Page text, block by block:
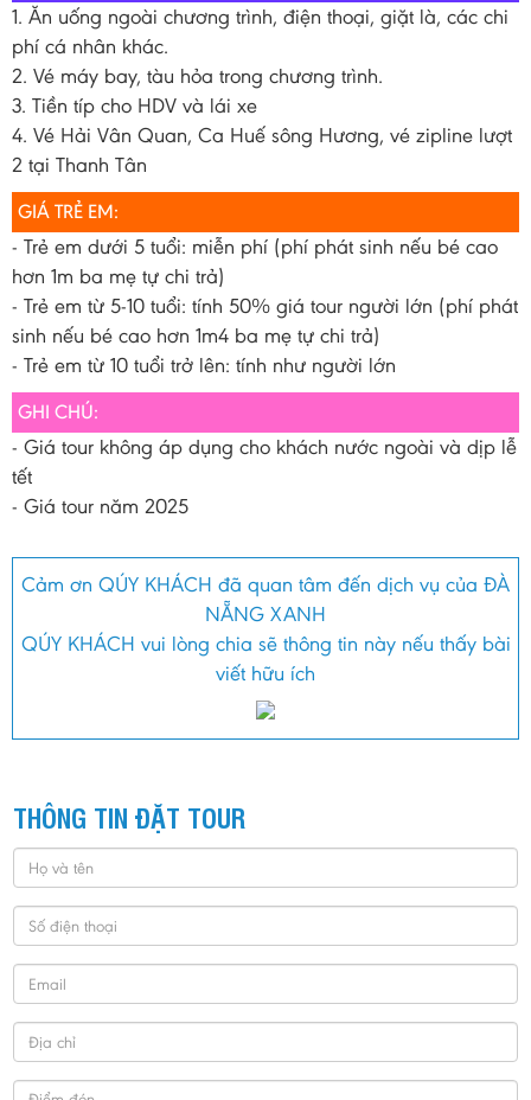
1. Ăn uống ngoài chương trình, điện thoại, giặt là, các chi
phí cá nhân khác.
2. Vé máy bay, tàu hỏa trong chương trình.
3. Tiền típ cho HDV và lái xe
4. Vé Hải Vân Quan, Ca Huế sông Hương, vé zipline lượt
2 tại Thanh Tân
GIÁ TRẺ EM:
- Trẻ em dưới 5 tuổi: miễn phí (phí phát sinh nếu bé cao
hơn 1m ba mẹ tự chi trả)
- Trẻ em từ 5-10 tuổi: tính 50% giá tour người lớn (phí phát
sinh nếu bé cao hơn 1m4 ba mẹ tự chi trả)
- Trẻ em từ 10 tuổi trở lên: tính như người lớn
GHI CHÚ:
- Giá tour không áp dụng cho khách nước ngoài và dịp lễ
tết
- Giá tour năm 2025
Cảm ơn QÚY KHÁCH đã quan tâm đến dịch vụ của ĐÀ
NẴNG XANH
QÚY KHÁCH vui lòng chia sẽ thông tin này nếu thấy bài
viết hữu ích
THÔNG TIN ĐẶT TOUR